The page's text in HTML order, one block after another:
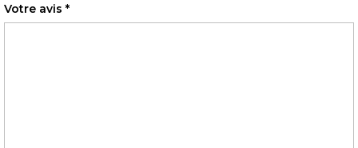
Votre avis *